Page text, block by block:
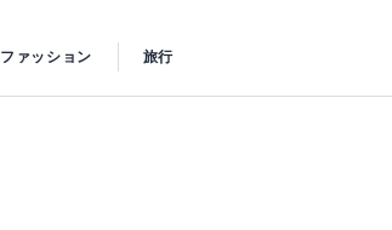
ファッション 旅行